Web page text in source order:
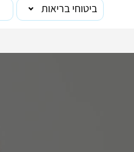
ביטוחי בריאות